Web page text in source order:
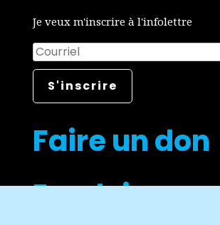
Je veux m'inscrire à l'infolettre
Faire un don
Emplois